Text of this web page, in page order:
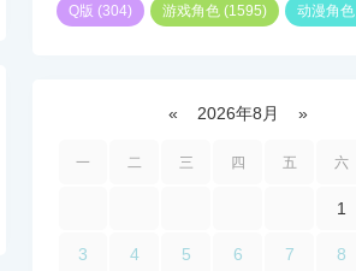
Q版 (304) 游戏角色 (1595) 动漫角色
« 2026年8月 »
一 二 三 四 五 六
1
3 4 5 6 7 8